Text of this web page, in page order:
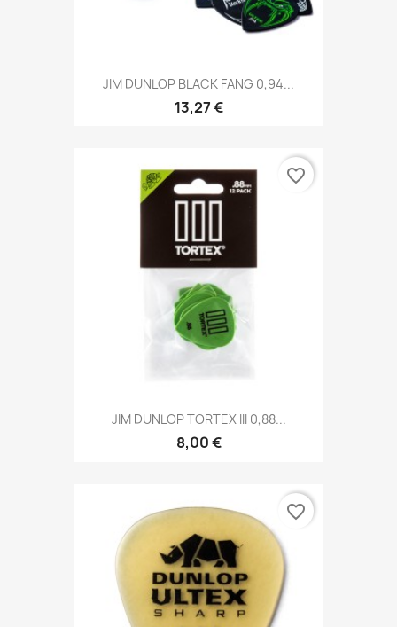
JIM DUNLOP BLACK FANG 0,94...
13,27 €
JIM DUNLOP TORTEX III 0,88...
8,00 €
favorite_border
favorite_border